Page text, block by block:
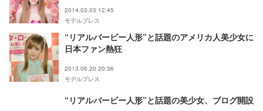
2014.03.03 12:45
モデルプレス
“リアルバービー人形”と話題のアメリカ人美少女に
日本ファン熱狂
2013.06.20 20:36
モデルプレス
“リアルバービー人形”と話題の美少女、ブログ開設